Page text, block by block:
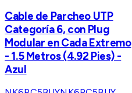
Cable de Parcheo UTP
Categoría 6, con Plug
Modular en Cada Extremo
- 1.5 Metros (4.92 Pies) -
Azul